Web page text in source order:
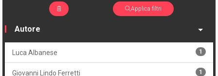
Applica filtri
Autore
Luca Albanese 1
Giovanni Lindo Ferretti 1